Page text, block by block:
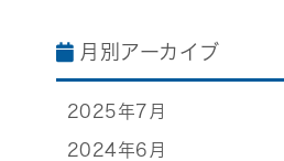
月別アーカイブ
2025年7月
2024年6月